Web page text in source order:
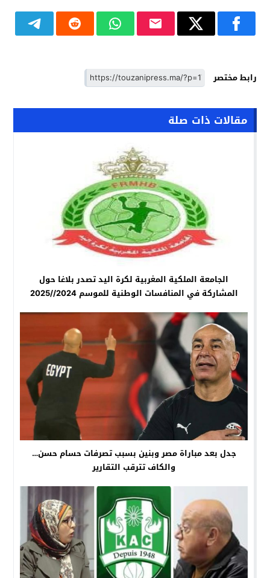
رابط مختصر
مقالات ذات صلة
الجامعة الملكية المغربية لكرة اليد تصدر بلاغا حول
المشاركة في المنافسات الوطنية للموسم 2024//2025
جدل بعد مباراة مصر وبنين بسبب تصرفات حسام حسن…
والكاف تترقب التقارير